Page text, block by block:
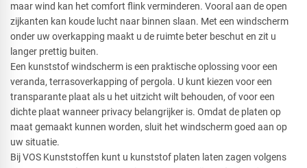
maar wind kan het comfort flink verminderen. Vooral aan de open
zijkanten kan koude lucht naar binnen slaan. Met een windscherm
onder uw overkapping maakt u de ruimte beter beschut en zit u
langer prettig buiten.
Een kunststof windscherm is een praktische oplossing voor een
veranda, terrasoverkapping of pergola. U kunt kiezen voor een
transparante plaat als u het uitzicht wilt behouden, of voor een
dichte plaat wanneer privacy belangrijker is. Omdat de platen op
maat gemaakt kunnen worden, sluit het windscherm goed aan op
uw situatie.
Bij VOS Kunststoffen kunt u kunststof platen laten zagen volgens